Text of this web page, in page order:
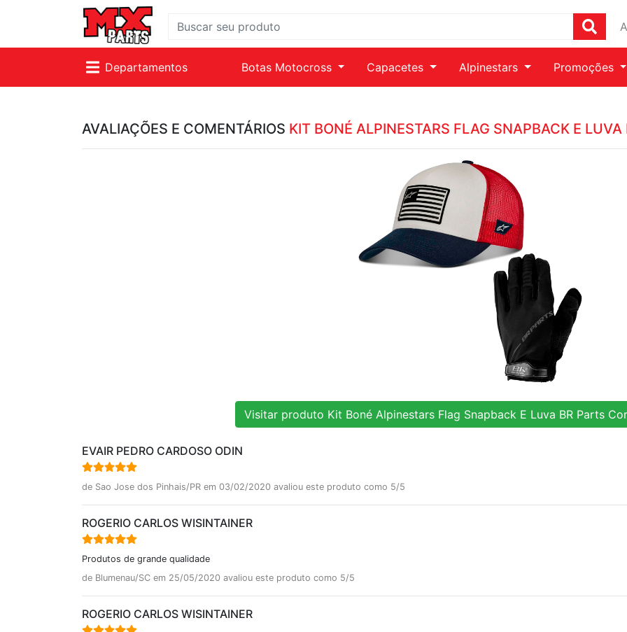
Departamentos Botas Motocross Capacetes Alpinestars Promoções
AVALIAÇÕES E COMENTÁRIOS KIT BONÉ ALPINESTARS FLAG SNAPBACK E
Visitar produto Kit Boné Alpinestars Flag Snapback E Luva BR Parts
EVAIR PEDRO CARDOSO ODIN
de Sao Jose dos Pinhais/PR em 03/02/2020 avaliou este produto como 5/5
ROGERIO CARLOS WISINTAINER
Produtos de grande qualidade
de Blumenau/SC em 25/05/2020 avaliou este produto como 5/5
ROGERIO CARLOS WISINTAINER